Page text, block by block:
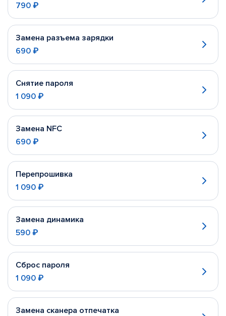
790 ₽
Замена разъема зарядки
690 ₽
Снятие пароля
1 090 ₽
Замена NFC
690 ₽
Перепрошивка
1 090 ₽
Замена динамика
590 ₽
Сброс пароля
1 090 ₽
Замена сканера отпечатка